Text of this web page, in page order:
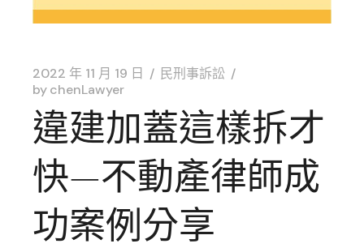
2022 年 11 月 19 日
民刑事訴訟
bychenLawyer
違建加蓋這樣拆才
快—不動產律師成
功案例分享